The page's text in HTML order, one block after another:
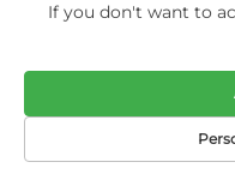
If you don't want to